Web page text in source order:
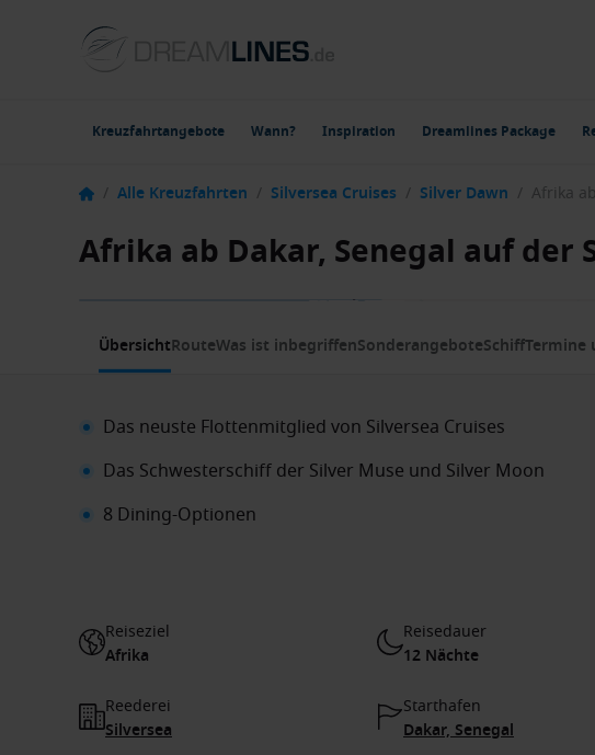
Kreuzfahrtangebote Wann? Inspiration Dreamlines Package
/ Alle Kreuzfahrten / Silversea Cruises / Silver Dawn / Afrika
Afrika ab Dakar, Senegal auf der
1 / 12
ÜbersichtRouteWas ist inbegriffenSonderangeboteSchiffTermine
Das neuste Flottenmitglied von Silversea Cruises
Das Schwesterschiff der Silver Muse und Silver Moon
8 Dining-Optionen
Reiseziel
Afrika
Reisedauer
12 Nächte
Reederei
Silversea
Starthafen
Dakar, Senegal